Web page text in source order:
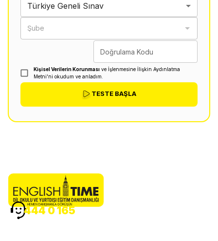
Türkiye Geneli Sınav
Şube
Doğrulama Kodu
Kişisel Verilerin Korunması ve İşlenmesine İlişkin Aydınlatma
Metni'ni okudum ve anladım.
TESTE BAŞLA
HEMEN DANIŞMANLA GÖRÜŞÜN
444 0 165